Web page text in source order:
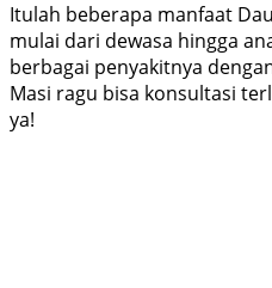
Itulah beberapa manfaat
mulai dari dewasa hingga
berbagai penyakitnya
Masi ragu bisa konsultasi
ya!